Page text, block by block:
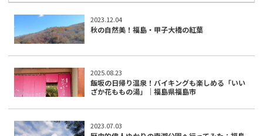
2023.12.04
秋の自然美！福島・甲子大橋の紅葉
2025.08.23
飯坂の日帰り温泉！バイキングも楽しめる「いい
ざか花ももの湯」｜福島県福島市
2023.07.03